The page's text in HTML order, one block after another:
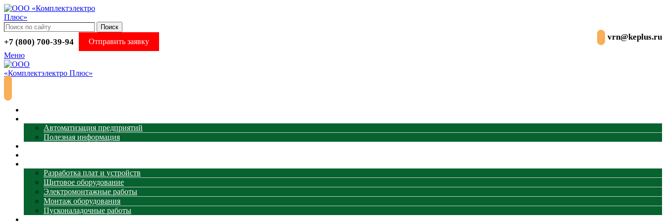
Поиск
vrn@keplus.ru
+7 (800) 700-39-94
Отправить заявку
Меню
Автоматизация предприятий
Полезная информация
Разработка плат и устройств
Щитовое оборудование
Электромонтажные работы
Монтаж оборудования
Пусконаладочные работы